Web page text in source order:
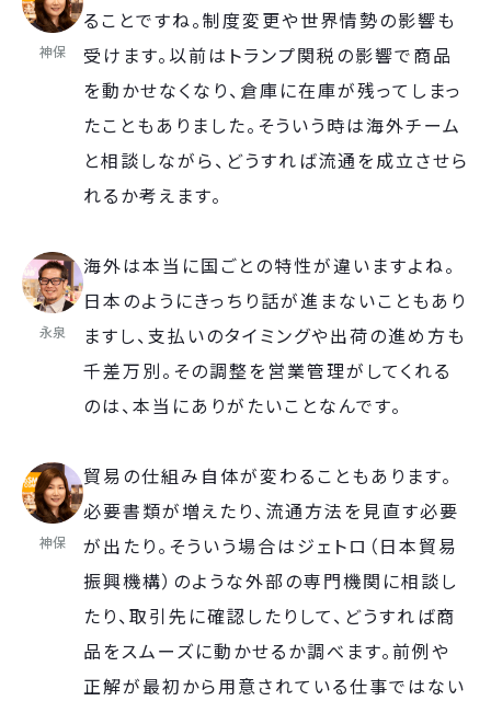
神保
ることですね。制度変更や世界情勢の影響も
受けます。以前はトランプ関税の影響で商品
を動かせなくなり、倉庫に在庫が残ってしまっ
たこともありました。そういう時は海外チーム
と相談しながら、どうすれば流通を成立させら
れるか考えます。
永泉
海外は本当に国ごとの特性が違いますよね。
日本のようにきっちり話が進まないこともあり
ますし、支払いのタイミングや出荷の進め方も
千差万別。その調整を営業管理がしてくれる
のは、本当にありがたいことなんです。
神保
貿易の仕組み自体が変わることもあります。
必要書類が増えたり、流通方法を見直す必要
が出たり。そういう場合はジェトロ（日本貿易
振興機構）のような外部の専門機関に相談し
たり、取引先に確認したりして、どうすれば商
品をスムーズに動かせるか調べます。前例や
正解が最初から用意されている仕事ではない